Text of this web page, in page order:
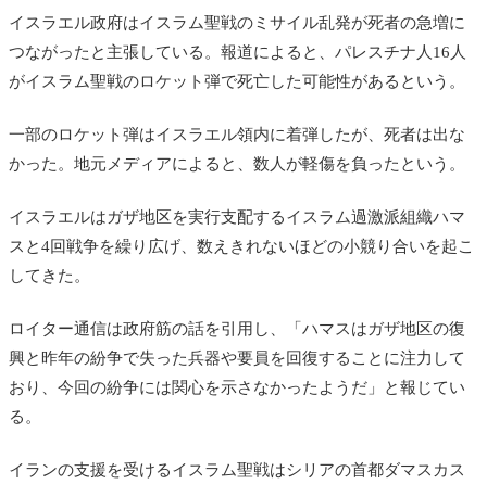
イスラエル政府はイスラム聖戦のミサイル乱発が死者の急増に
つながったと主張している。報道によると、パレスチナ人16人
がイスラム聖戦のロケット弾で死亡した可能性があるという。
一部のロケット弾はイスラエル領内に着弾したが、死者は出な
かった。地元メディアによると、数人が軽傷を負ったという。
イスラエルはガザ地区を実行支配するイスラム過激派組織ハマ
スと4回戦争を繰り広げ、数えきれないほどの小競り合いを起こ
してきた。
ロイター通信は政府筋の話を引用し、「ハマスはガザ地区の復
興と昨年の紛争で失った兵器や要員を回復することに注力して
おり、今回の紛争には関心を示さなかったようだ」と報じてい
る。
イランの支援を受けるイスラム聖戦はシリアの首都ダマスカス